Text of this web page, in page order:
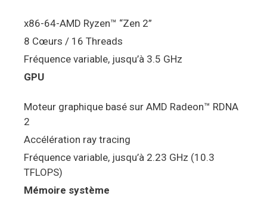
x86-64-AMD Ryzen™ “Zen 2”
8 Cœurs / 16 Threads
Fréquence variable, jusqu’à 3.5 GHz
GPU
Moteur graphique basé sur AMD Radeon™ RDNA
2
Accélération ray tracing
Fréquence variable, jusqu’à 2.23 GHz (10.3
TFLOPS)
Mémoire système